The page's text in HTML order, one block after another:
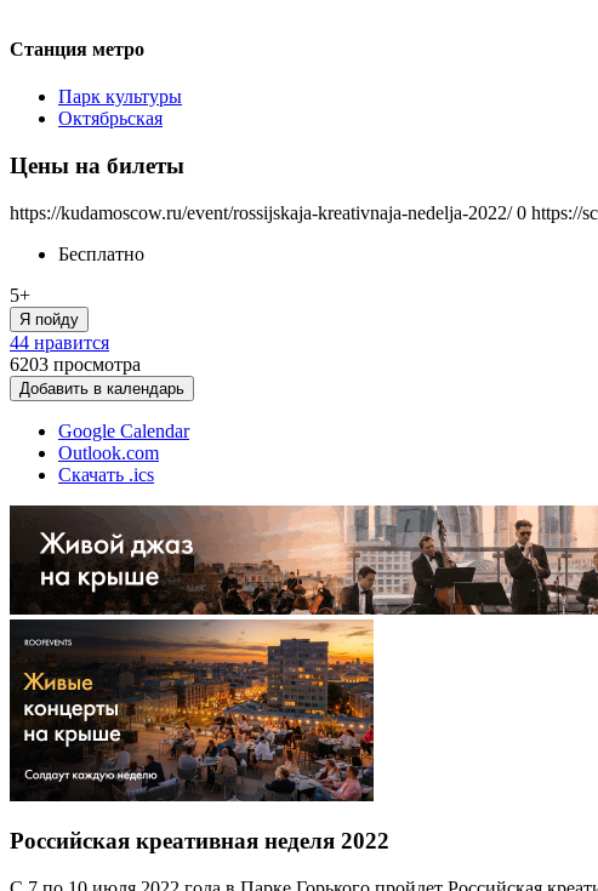
Станция метро
Парк культуры
Октябрьская
Цены на билеты
https://kudamoscow.ru/event/rossijskaja-kreativnaja-nedelja-2022/ 0 https://
Бесплатно
5+
Я пойду
44 нравится
6203 просмотра
Добавить в календарь
Google Calendar
Outlook.com
Скачать .ics
Российская креативная неделя 2022